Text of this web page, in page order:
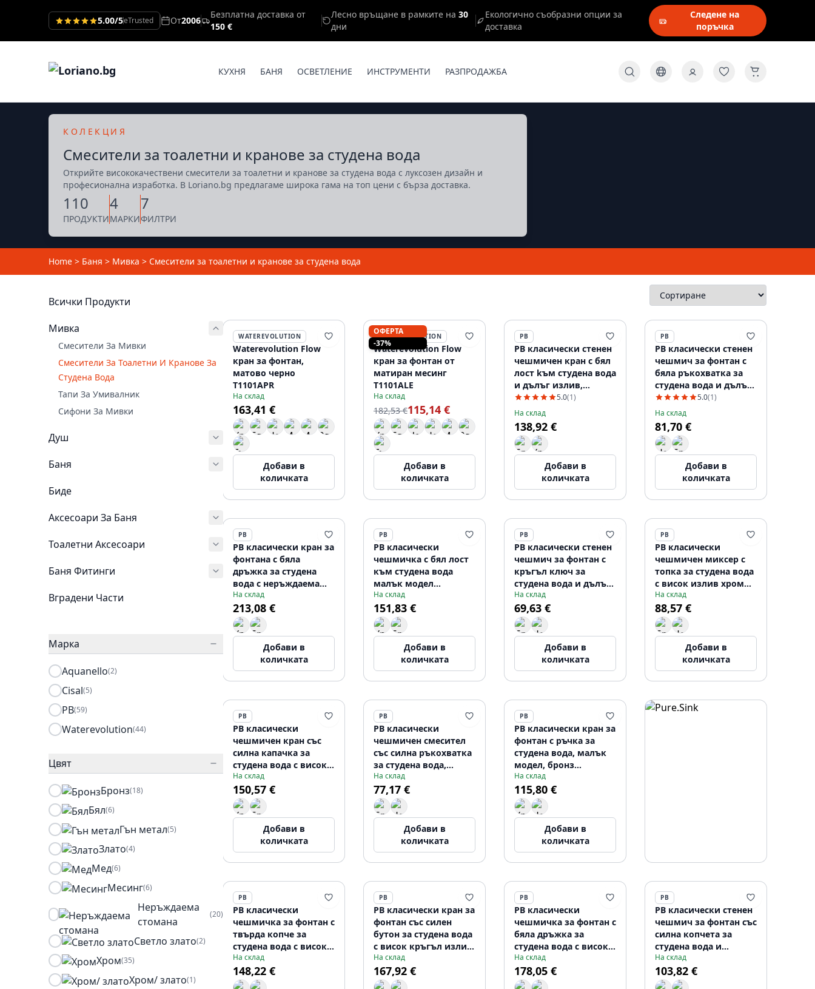
5.00/5eTrusted От2006
Безплатна доставка от
150 €
Лесно връщане в рамките на 30
дни
Екологично съобразни опции за
доставка
Следене на
поръчка
КУХНЯ БАНЯ ОСВЕТЛЕНИЕ ИНСТРУМЕНТИ РАЗПРОДАЖБА
КОЛЕКЦИЯ
Смесители за тоалетни и кранове за студена вода
Открийте висококачествени смесители за тоалетни и кранове за студена вода с луксозен дизайн и
професионална изработка. В Loriano.bg предлагаме широка гама на топ цени с бърза доставка.
110
ПРОДУКТИ
4
МАРКИ
7
ФИЛТРИ
Home > Баня > Мивка > Смесители за тоалетни и кранове за студена вода
Всички Продукти
Мивка
Смесители За Мивки
Смесители За Тоалетни И Кранове За
Студена Вода
Тапи За Умивалник
Сифони За Мивки
Душ
Баня
Биде
Аксесоари За Баня
Тоалетни Аксесоари
Баня Фитинги
Вградени Части
Марка
Aquanello(2)
Cisal(5)
PB(59)
Waterevolution(44)
Цвят
Бронз(18)
Бял(6)
Гън метал(5)
Злато(4)
Мед(6)
Месинг(6)
Неръждаема
стомана
(20)
Светло злато(2)
Хром(35)
Хром/ злато(1)
WATEREVOLUTION
Waterevolution Flow
кран за фонтан,
матово черно
T1101APR
На склад
163,41 €
Добави в
количката
ОФЕРТА
-37%
WATEREVOLUTION
Waterevolution Flow
кран за фонтан от
матиран месинг
T1101ALE
На склад
182,53 €115,14 €
Добави в
количката
PB
PB класически стенен
чешмичен кран с бял
лост kъм студена вода
и дълъг излив,
неръждаема стомана
1208853572
5.0(1)
На склад
138,92 €
Добави в
количката
PB
PB класически стенен
чешмич за фонтан с
бяла ръкохватка за
студена вода и дълъг
нос хром 1208853612
5.0(1)
На склад
81,70 €
Добави в
количката
PB
PB класически кран за
фонтана с бяла
дръжка за студена
вода с неръждаема
стомана 1208853932
На склад
213,08 €
Добави в
количката
PB
PB класически
чешмичка с бял лост
към студена вода
малък модел
неръждаема стомана
1208854912
На склад
151,83 €
Добави в
количката
PB
PB класически стенен
чешмич за фонтан с
кръгъл ключ за
студена вода и дълъг
изпускателен отвор
хром 1208855622
На склад
69,63 €
Добави в
количката
PB
PB класически
чешмичен миксер с
топка за студена вода
с висок излив хром
1208855652
На склад
88,57 €
Добави в
количката
PB
PB класически
чешмичен кран със
силна капачка за
студена вода с висок
излез RVS 1208855672
На склад
150,57 €
Добави в
количката
PB
PB класически
чешмичен смесител
със силна ръкохватка
за студена вода,
малък модел, хром
1208855682
На склад
77,17 €
Добави в
количката
PB
PB класически кран за
фонтан с ръчка за
студена вода, малък
модел, бронз
1208855692
На склад
115,80 €
Добави в
количката
PB
PB класически
чешмичка за фонтан с
твърда копче за
студена вода с висок
кръгъл излив бронз
1208953275
На склад
148,22 €
PB
PB класически кран за
фонтан със силен
бутон за студена вода
с висок кръгъл излив
RVS 1208953276
На склад
167,92 €
PB
PB класически
чешмичка за фонтан с
бяла дръжка за
студена вода с висок
кръгъл изпускател от
неръждаема стомана
1208953279
На склад
178,05 €
PB
PB класически стенен
чешмич за фонтан със
силна копчета за
студена вода и
въртящ се нос бронз
1208956897
На склад
103,82 €